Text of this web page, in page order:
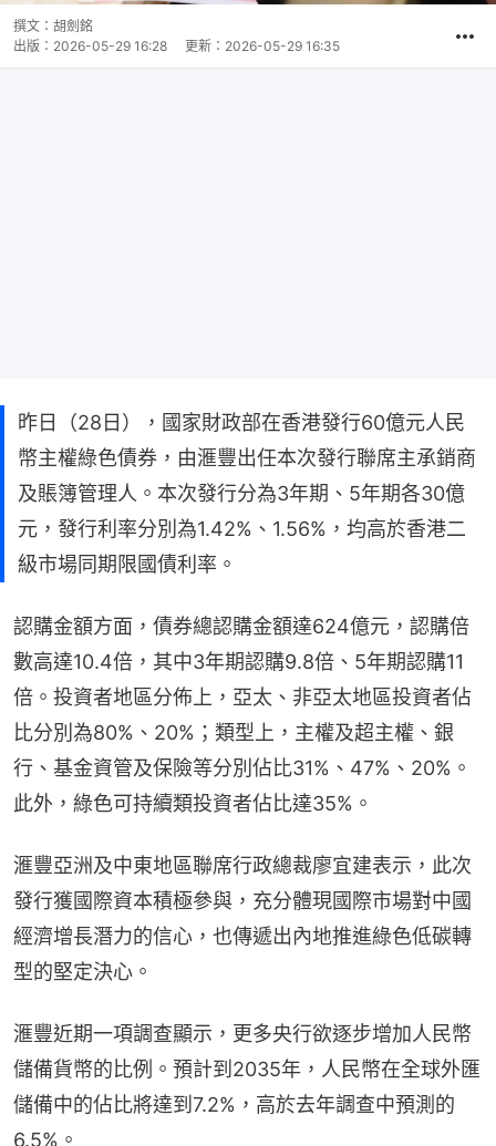
撰文： 胡劍銘
出版： 2026-05-29 16:28 更新： 2026-05-29 16:35
昨日（28日），國家財政部在香港發行60億元人民
幣主權綠色債券，由滙豐出任本次發行聯席主承銷商
及賬簿管理人。本次發行分為3年期、5年期各30億
元，發行利率分別為1.42%、1.56%，均高於香港二
級市場同期限國債利率。
認購金額方面，債券總認購金額達624億元，認購倍
數高達10.4倍，其中3年期認購9.8倍、5年期認購11
倍。投資者地區分佈上，亞太、非亞太地區投資者佔
比分別為80%、20%；類型上，主權及超主權、銀
行、基金資管及保險等分別佔比31%、47%、20%。
此外，綠色可持續類投資者佔比達35%。
滙豐亞洲及中東地區聯席行政總裁廖宜建表示，此次
發行獲國際資本積極參與，充分體現國際市場對中國
經濟增長潛力的信心，也傳遞出內地推進綠色低碳轉
型的堅定決心。
滙豐近期一項調查顯示，更多央行欲逐步增加人民幣
儲備貨幣的比例。預計到2035年，人民幣在全球外匯
儲備中的佔比將達到7.2%，高於去年調查中預測的
6.5%。